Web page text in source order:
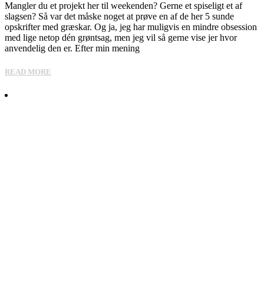
Mangler du et projekt her til weekenden? Gerne et spiseligt et af
slagsen? Så var det måske noget at prøve en af de her 5 sunde
opskrifter med græskar. Og ja, jeg har muligvis en mindre obsession
med lige netop dén grøntsag, men jeg vil så gerne vise jer hvor
anvendelig den er. Efter min mening
READ MORE